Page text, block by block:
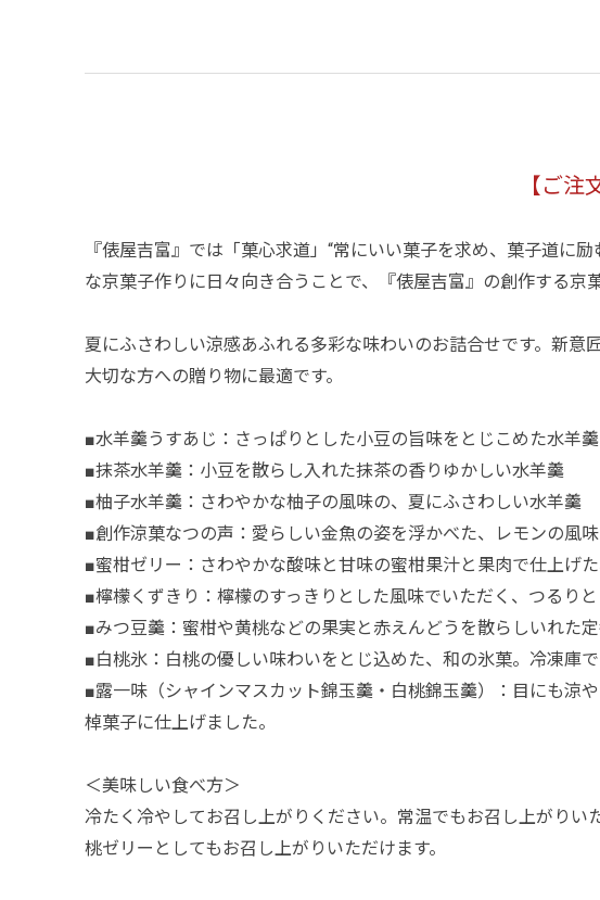
【ご注
『俵屋吉富』では「菓心求道」“常にいい菓子を求め、菓子道に
な京菓子作りに日々向き合うことで、『俵屋吉富』の創作する京
夏にふさわしい涼感あふれる多彩な味わいのお詰合せです。新意
大切な方への贈り物に最適です。
■水羊羹うすあじ：さっぱりとした小豆の旨味をとじこめた水羊羹
■抹茶水羊羹：小豆を散らし入れた抹茶の香りゆかしい水羊羹
■柚子水羊羹：さわやかな柚子の風味の、夏にふさわしい水羊羹
■創作涼菓なつの声：愛らしい金魚の姿を浮かべた、レモンの風
■蜜柑ゼリー：さわやかな酸味と甘味の蜜柑果汁と果肉で仕上げ
■檸檬くずきり：檸檬のすっきりとした風味でいただく、つるり
■みつ豆羹：蜜柑や黄桃などの果実と赤えんどうを散らしいれた
■白桃氷：白桃の優しい味わいをとじ込めた、和の氷菓。冷凍庫
■露一味（シャインマスカット錦玉羹・白桃錦玉羹）：目にも涼
棹菓子に仕上げました。
＜美味しい食べ方＞
冷たく冷やしてお召し上がりください。常温でもお召し上がり
桃ゼリーとしてもお召し上がりいただけます。